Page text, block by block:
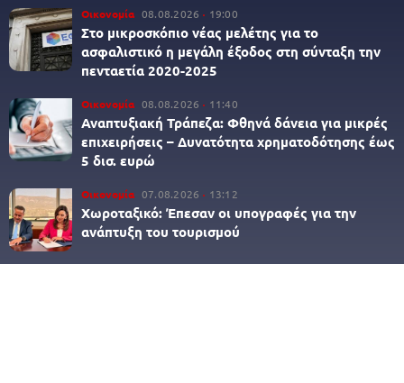
Οικονομία 08.08.2026 19:00
Στο μικροσκόπιο νέας μελέτης για το
ασφαλιστικό η μεγάλη έξοδος στη σύνταξη την
πενταετία 2020-2025
Οικονομία 08.08.2026 11:40
Αναπτυξιακή Τράπεζα: Φθηνά δάνεια για μικρές
επιχειρήσεις – Δυνατότητα χρηματοδότησης έως
5 δισ. ευρώ
Οικονομία 07.08.2026 13:12
Χωροταξικό: Έπεσαν οι υπογραφές για την
ανάπτυξη του τουρισμού